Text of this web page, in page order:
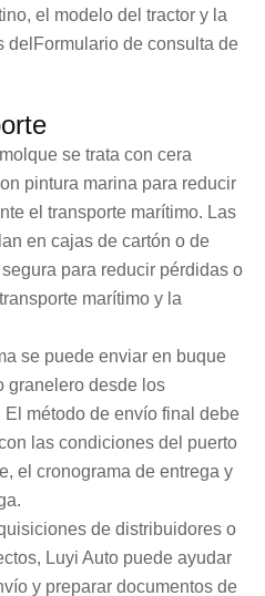
el modelo del tractor y la
del Formulario de consulta de
se trata con cera
pintura marina para reducir
el transporte marítimo. Las
en cajas de cartón o de
para reducir pérdidas o
marítimo y la
se puede enviar en buque
granelero desde los
método de envío final debe
las condiciones del puerto
el cronograma de entrega y
de distribuidores o
Luyi Auto puede ayudar
y preparar documentos de